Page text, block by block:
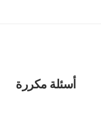
أسئلة مكررة